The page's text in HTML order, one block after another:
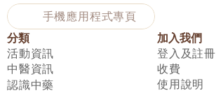
手機應用程式專頁
分類
活動資訊
中醫資訊
認識中藥
加入我們
登入及註冊
收費
使用說明